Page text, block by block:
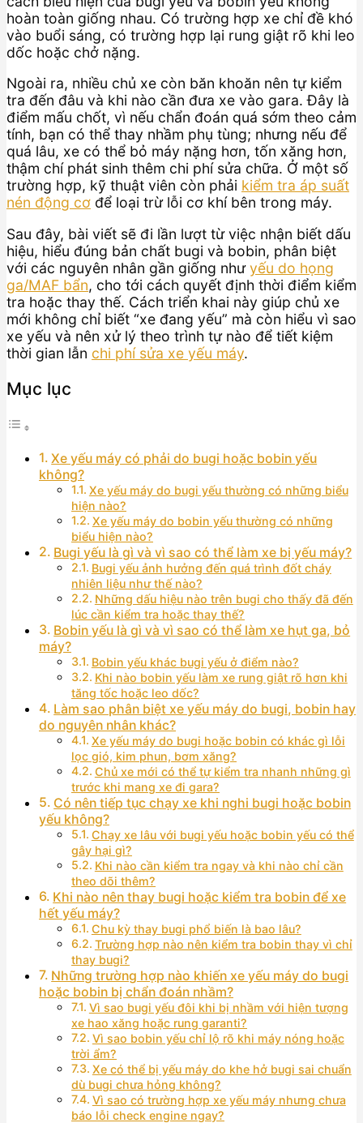
hoàn toàn giống nhau. Có trường hợp xe chỉ đề khó
vào buổi sáng, có trường hợp lại rung giật rõ khi leo
dốc hoặc chở nặng.
Ngoài ra, nhiều chủ xe còn băn khoăn nên tự kiểm
tra đến đâu và khi nào cần đưa xe vào gara. Đây là
điểm mấu chốt, vì nếu chẩn đoán quá sớm theo cảm
tính, bạn có thể thay nhầm phụ tùng; nhưng nếu để
quá lâu, xe có thể bỏ máy nặng hơn, tốn xăng hơn,
thậm chí phát sinh thêm chi phí sửa chữa. Ở một số
trường hợp, kỹ thuật viên còn phải kiểm tra áp suất
nén động cơ để loại trừ lỗi cơ khí bên trong máy.
Sau đây, bài viết sẽ đi lần lượt từ việc nhận biết dấu
hiệu, hiểu đúng bản chất bugi và bobin, phân biệt
với các nguyên nhân gần giống nhưyếu do họng
ga/MAF bẩn, cho tới cách quyết định thời điểm kiểm
tra hoặc thay thế. Cách triển khai này giúp chủ xe
mới không chỉ biết “xe đang yếu” mà còn hiểu vì sao
xe yếu và nên xử lý theo trình tự nào để tiết kiệm
thời gian lẫn chi phí sửa xe yếu máy.
Mục lục
Xe yếu máy có phải do bugi hoặc bobin yếu
không?
Xe yếu máy do bugi yếu thường có những biểu
hiện nào?
Xe yếu máy do bobin yếu thường có những
biểu hiện nào?
Bugi yếu là gì và vì sao có thể làm xe bị yếu máy?
Bugi yếu ảnh hưởng đến quá trình đốt cháy
nhiên liệu như thế nào?
Những dấu hiệu nào trên bugi cho thấy đã đến
lúc cần kiểm tra hoặc thay thế?
Bobin yếu là gì và vì sao có thể làm xe hụt ga, bỏ
máy?
Bobin yếu khác bugi yếu ở điểm nào?
Khi nào bobin yếu làm xe rung giật rõ hơn khi
tăng tốc hoặc leo dốc?
Làm sao phân biệt xe yếu máy do bugi, bobin hay
do nguyên nhân khác?
Xe yếu máy do bugi hoặc bobin có khác gì lỗi
lọc gió, kim phun, bơm xăng?
Chủ xe mới có thể tự kiểm tra nhanh những gì
trước khi mang xe đi gara?
Có nên tiếp tục chạy xe khi nghi bugi hoặc bobin
yếu không?
Chạy xe lâu với bugi yếu hoặc bobin yếu có thể
gây hại gì?
Khi nào cần kiểm tra ngay và khi nào chỉ cần
theo dõi thêm?
Khi nào nên thay bugi hoặc kiểm tra bobin để xe
hết yếu máy?
Chu kỳ thay bugi phổ biến là bao lâu?
Trường hợp nào nên kiểm tra bobin thay vì chỉ
thay bugi?
Những trường hợp nào khiến xe yếu máy do bugi
hoặc bobin bị chẩn đoán nhầm?
Vì sao bugi yếu đôi khi bị nhầm với hiện tượng
xe hao xăng hoặc rung garanti?
Vì sao bobin yếu chỉ lộ rõ khi máy nóng hoặc
trời ẩm?
Xe có thể bị yếu máy do khe hở bugi sai chuẩn
dù bugi chưa hỏng không?
Vì sao có trường hợp xe yếu máy nhưng chưa
báo lỗi check engine ngay?